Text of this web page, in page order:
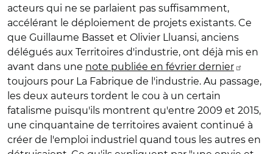
acteurs qui ne se parlaient pas suffisamment,
accélérant le déploiement de projets existants. Ce
que Guillaume Basset et Olivier Lluansi, anciens
délégués aux Territoires d'industrie, ont déjà mis en
avant dans une note publiée en février dernier
toujours pour La Fabrique de l'industrie. Au passage,
les deux auteurs tordent le cou à un certain
fatalisme puisqu'ils montrent qu'entre 2009 et 2015,
une cinquantaine de territoires avaient continué à
créer de l'emploi industriel quand tous les autres en